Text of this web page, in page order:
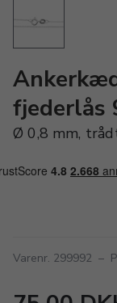
fjederlås
Ø 0,8 mm,
Varenr. 299992 –